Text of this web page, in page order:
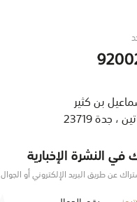
جدة 23719
في النشرة الإخبارية
عن طريق البريد الإلكتروني أو الجوال